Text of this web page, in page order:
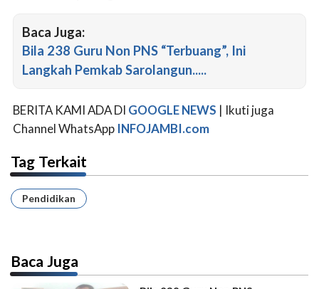
Baca Juga:
Bila 238 Guru Non PNS “Terbuang”, Ini
Langkah Pemkab Sarolangun.....
BERITA KAMI ADA DI GOOGLE NEWS | Ikuti juga
Channel WhatsApp INFOJAMBI.com
Tag Terkait
Pendidikan
Baca Juga